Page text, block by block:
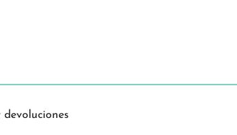
devoluciones